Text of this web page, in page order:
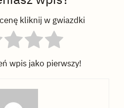
kliknij w gwiazdki
wpis jako pierwszy!